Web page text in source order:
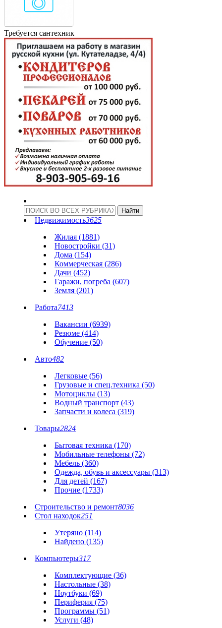
Требуется сантехник
Недвижимость3625
Жилая (1881)
Новостройки (31)
Дома (154)
Коммерческая (286)
Дачи (452)
Гаражи, погреба (607)
Земля (201)
Работа7413
Вакансии (6939)
Резюме (414)
Обучение (50)
Авто482
Легковые (56)
Грузовые и спец.техника (50)
Мотоциклы (13)
Водный транспорт (43)
Запчасти и колеса (319)
Товары2824
Бытовая техника (170)
Мобильные телефоны (72)
Мебель (360)
Одежда, обувь и аксессуары (313)
Для детей (167)
Прочие (1733)
Строительство и ремонт8036
Стол находок251
Утеряно (114)
Найдено (135)
Компьютеры317
Комплектующие (36)
Настольные (38)
Ноутбуки (69)
Периферия (75)
Программы (51)
Услуги (48)